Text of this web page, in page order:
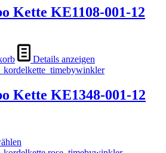
Varianten
auf.
können
auf
der
gewählt
werden
Kette KE1108-001-12
Details anzeigen
Kette KE1348-001-12